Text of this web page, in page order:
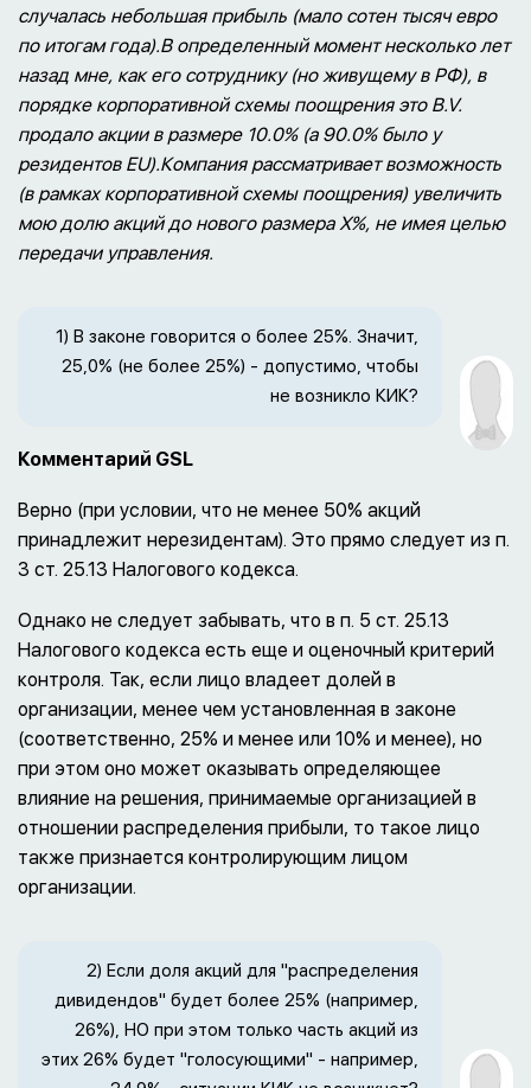
случалась небольшая прибыль (мало сотен тысяч евро
по итогам года).В определенный момент несколько лет
назад мне, как его сотруднику (но живущему в РФ), в
порядке корпоративной схемы поощрения это B.V.
продало акции в размере 10.0% (а 90.0% было у
резидентов EU).Компания рассматривает возможность
(в рамках корпоративной схемы поощрения) увеличить
мою долю акций до нового размера Х%, не имея целью
передачи управления.
1) В законе говорится о более 25%. Значит,
25,0% (не более 25%) - допустимо, чтобы
не возникло КИК?
Комментарий GSL
Верно (при условии, что не менее 50% акций
принадлежит нерезидентам). Это прямо следует из п.
3 ст. 25.13 Налогового кодекса.
Однако не следует забывать, что в п. 5 ст. 25.13
Налогового кодекса есть еще и оценочный критерий
контроля. Так, если лицо владеет долей в
организации, менее чем установленная в законе
(соответственно, 25% и менее или 10% и менее), но
при этом оно может оказывать определяющее
влияние на решения, принимаемые организацией в
отношении распределения прибыли, то такое лицо
также признается контролирующим лицом
организации.
2) Если доля акций для "распределения
дивидендов" будет более 25% (например,
26%), НО при этом только часть акций из
этих 26% будет "голосующими" - например,